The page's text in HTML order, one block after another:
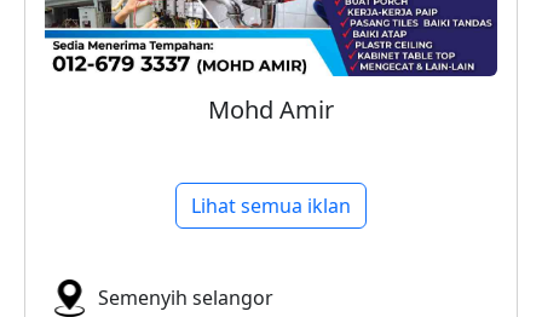
Mohd Amir
Lihat semua iklan
Semenyih selangor